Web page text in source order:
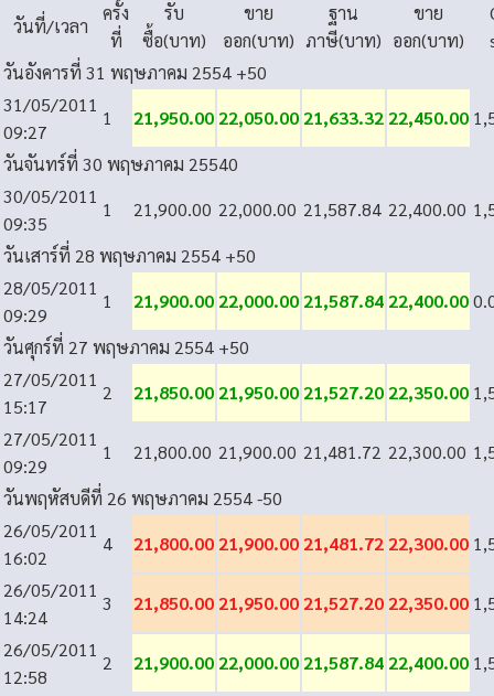
วันที่/เวลา
ครั้ง
ที่
รับ
ซื้อ(บาท)
ขาย
ออก(บาท)
ฐาน
ภาษี(บาท)
ขาย
ออก(บาท)
วันอังคารที่ 31 พฤษภาคม 2554 +50
31/05/2011
09:27
1 21,950.00 22,050.00 21,633.32 22,450.00
วันจันทร์ที่ 30 พฤษภาคม 25540
30/05/2011
09:35
1 21,900.00 22,000.00 21,587.84 22,400.00
วันเสาร์ที่ 28 พฤษภาคม 2554 +50
28/05/2011
09:29
1 21,900.00 22,000.00 21,587.84 22,400.00
วันศุกร์ที่ 27 พฤษภาคม 2554 +50
27/05/2011
15:17
2 21,850.00 21,950.00 21,527.20 22,350.00
27/05/2011
09:29
1 21,800.00 21,900.00 21,481.72 22,300.00
วันพฤหัสบดีที่ 26 พฤษภาคม 2554-50
26/05/2011
16:02
4 21,800.00 21,900.00 21,481.72 22,300.00
26/05/2011
14:24
3 21,850.00 21,950.00 21,527.20 22,350.00
26/05/2011
12:58
2 21,900.00 22,000.00 21,587.84 22,400.00